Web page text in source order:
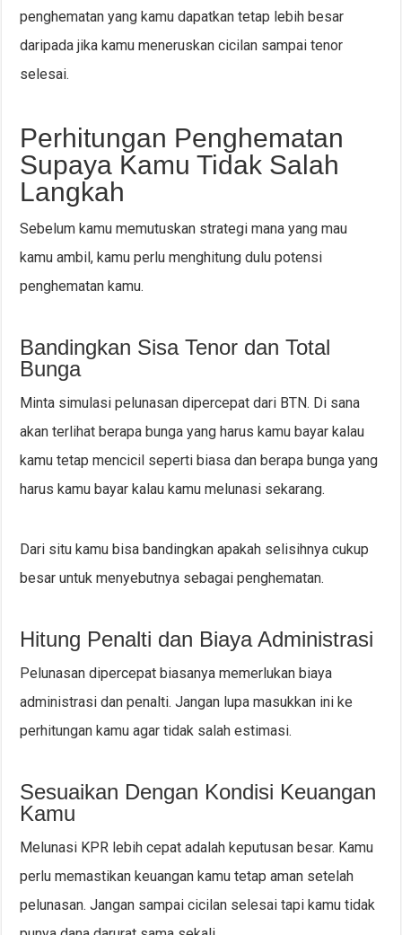
penghematan yang kamu dapatkan tetap lebih besar
daripada jika kamu meneruskan cicilan sampai tenor
selesai.
Perhitungan Penghematan
Supaya Kamu Tidak Salah
Langkah
Sebelum kamu memutuskan strategi mana yang mau
kamu ambil, kamu perlu menghitung dulu potensi
penghematan kamu.
Bandingkan Sisa Tenor dan Total
Bunga
Minta simulasi pelunasan dipercepat dari BTN. Di sana
akan terlihat berapa bunga yang harus kamu bayar kalau
kamu tetap mencicil seperti biasa dan berapa bunga yang
harus kamu bayar kalau kamu melunasi sekarang.
Dari situ kamu bisa bandingkan apakah selisihnya cukup
besar untuk menyebutnya sebagai penghematan.
Hitung Penalti dan Biaya Administrasi
Pelunasan dipercepat biasanya memerlukan biaya
administrasi dan penalti. Jangan lupa masukkan ini ke
perhitungan kamu agar tidak salah estimasi.
Sesuaikan Dengan Kondisi Keuangan
Kamu
Melunasi KPR lebih cepat adalah keputusan besar. Kamu
perlu memastikan keuangan kamu tetap aman setelah
pelunasan. Jangan sampai cicilan selesai tapi kamu tidak